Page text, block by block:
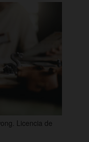
Licencia de